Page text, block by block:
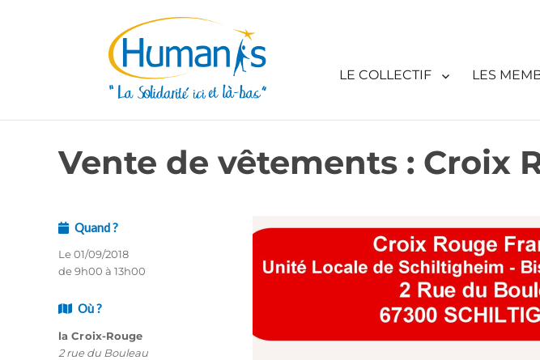
LE COLLECTIF LES
Vente de vêtements : Croix
Quand ?
Le 01/09/2018
de 9h00 à 13h00
Où ?
la Croix-Rouge
2 rue du Bouleau